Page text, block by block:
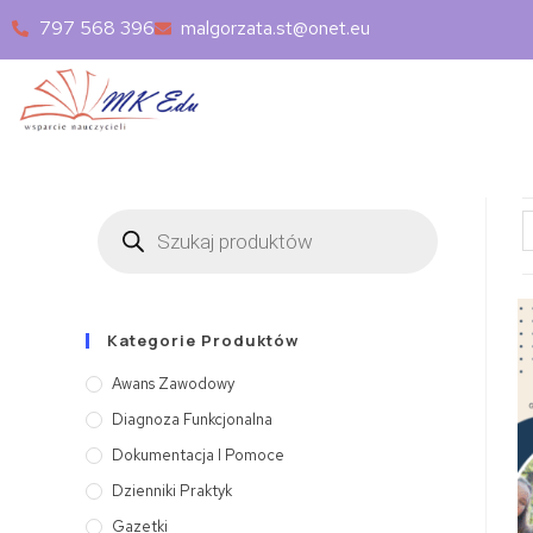
797 568 396 malgorzata.st@onet.eu
Kategorie Produktów
Awans Zawodowy
Diagnoza Funkcjonalna
Dokumentacja I Pomoce
Dzienniki Praktyk
Gazetki